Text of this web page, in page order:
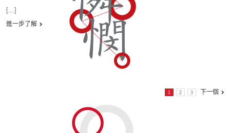
[...]
進一步了解
1 2 3 下一個